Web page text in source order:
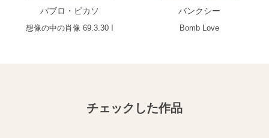
パブロ・ピカソ
想像の中の肖像 69.3.30 I
バンクシー
Bomb Love
チェックした作品